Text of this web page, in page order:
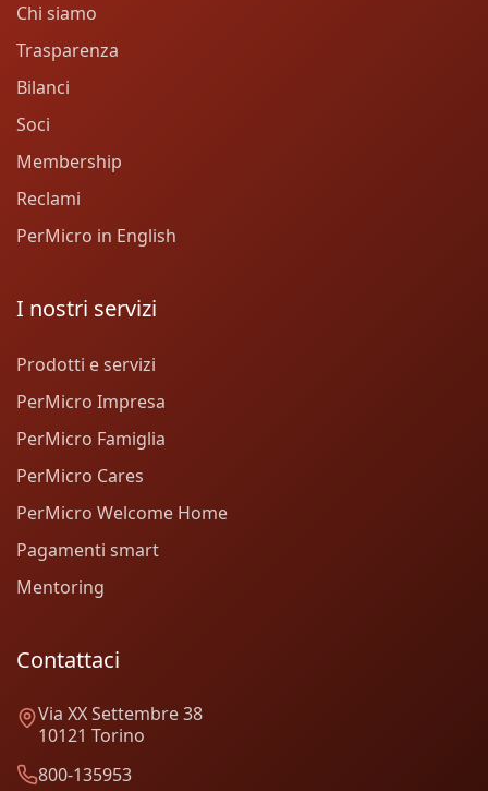
Chi siamo
Trasparenza
Bilanci
Soci
Membership
Reclami
PerMicro in English
I nostri servizi
Prodotti e servizi
PerMicro Impresa
PerMicro Famiglia
PerMicro Cares
PerMicro Welcome Home
Pagamenti smart
Mentoring
Contattaci
Via XX Settembre 38
10121 Torino
800-135953